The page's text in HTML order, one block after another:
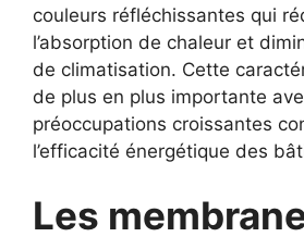
couleurs réfléchissantes qui
l’absorption de chaleur et
de climatisation. Cette
de plus en plus importante
préoccupations croissantes
l’efficacité énergétique des
Les